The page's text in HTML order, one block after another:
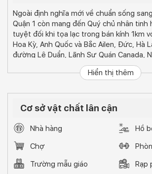
Ngoài định nghĩa mới về chuẩn sống
Quận 1 còn mang đến Quý chủ nhân tinh
tuyệt đối khi tọa lạc trong bán kính 1km
Hoa Kỳ, Anh Quốc và Bắc Ailen, Đức, Hà
đường Lê Duẩn, Lãnh Sự Quán Canada,
Đồng Khởi, Lãnh Sự Quán Pháp tại
Úc tại Lý Tự Trọng và Trung Quốc tại
Không gian sống tinh tế với mảng xanh
Marq khéo léo dẫn dắt quý cư dân hoà
ngay giữa lòng đô thị náo nhiệt. Hàng
thác nước thanh bình, ánh sáng ấm áp
cùng tầm nhìn triệu đô trải dài về trung
khu tiện ích phong cách resort The Sky
thượng.
Thu trọn cảnh sắc muôn màu của thành
Hiển thị thêm
Cơ sở vật chất lân cận
Nhà hàng
Hồ
Chợ
Trường mẫu giáo
Rạp